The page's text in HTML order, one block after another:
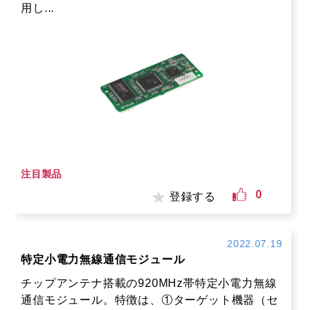
用し...
注目製品
登録する 0
2022.07.19
特定小電力無線通信モジュール
チップアンテナ搭載の920MHz帯特定小電力無線
通信モジュール。特徴は、①ターゲット機器（セ